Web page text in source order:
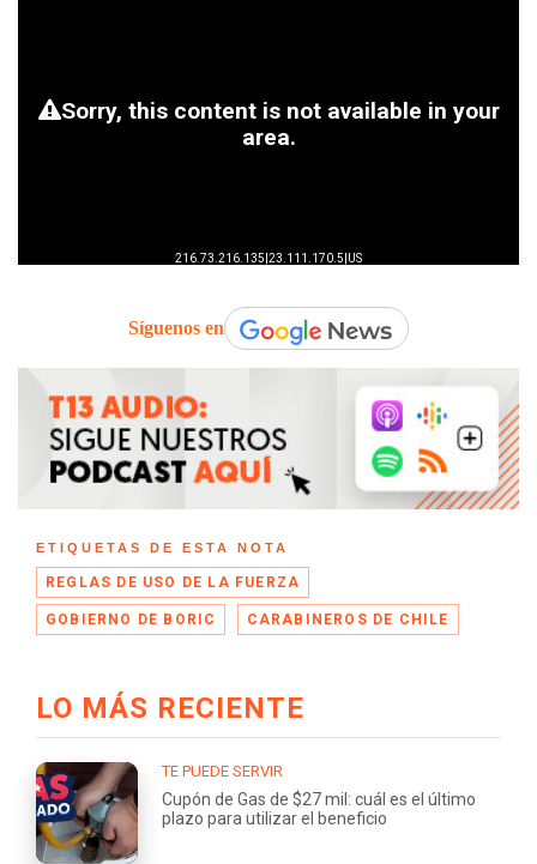
Síguenos en
ETIQUETAS DE ESTA NOTA
REGLAS DE USO DE LA FUERZA
GOBIERNO DE BORIC CARABINEROS DE CHILE
LO MÁS RECIENTE
TE PUEDE SERVIR
Cupón de Gas de $27 mil: cuál es el último
plazo para utilizar el beneficio